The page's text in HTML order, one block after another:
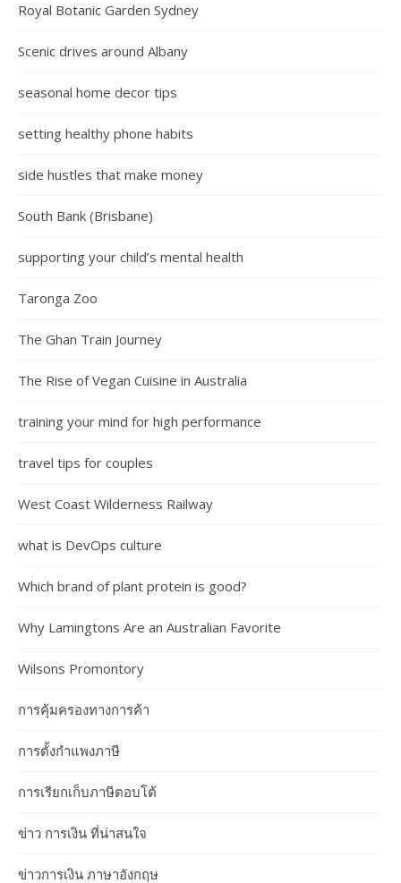
Royal Botanic Garden Sydney
Scenic drives around Albany
seasonal home decor tips
setting healthy phone habits
side hustles that make money
South Bank (Brisbane)
supporting your child’s mental health
Taronga Zoo
The Ghan Train Journey
The Rise of Vegan Cuisine in Australia
training your mind for high performance
travel tips for couples
West Coast Wilderness Railway
what is DevOps culture
Which brand of plant protein is good?
Why Lamingtons Are an Australian Favorite
Wilsons Promontory
การคุ้มครองทางการค้า
การตั้งกำแพงภาษี
การเรียกเก็บภาษีตอบโต้
ข่าว การเงิน ที่น่าสนใจ
ข่าวการเงิน ภาษาอังกฤษ